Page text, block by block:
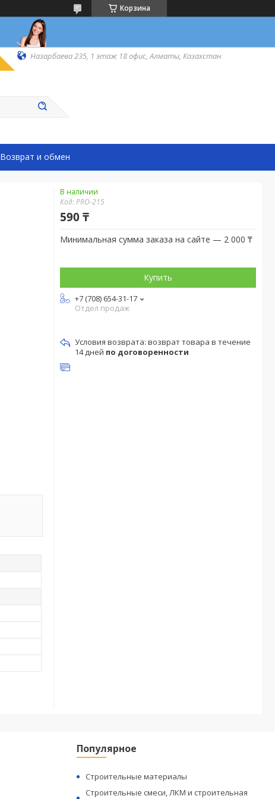
Корзина
Назарбаева 235, 1 этаж 18 офис, Алматы, Казахстан
Возврат и обмен
В наличии
Код:PRO-215
590 ₸
Минимальная сумма заказа на сайте — 2 000 ₸
Купить
+7 (708) 654-31-17
Отдел продаж
возврат товара в течение
14 дней по договоренности
Популярное
Строительные материалы
Строительные смеси, ЛКМ и строительная